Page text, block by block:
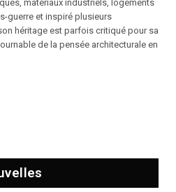
matériaux industriels, logements
guerre et inspiré plusieurs
héritage est parfois critiqué pour sa
de la pensée architecturale en